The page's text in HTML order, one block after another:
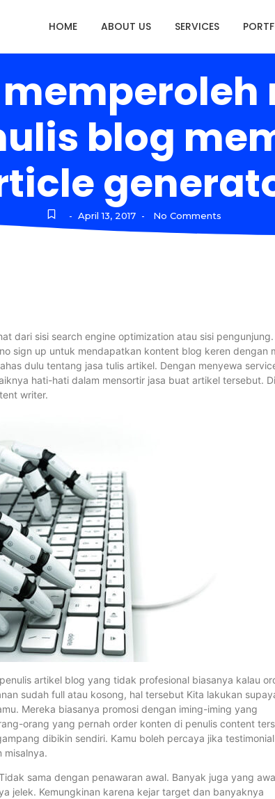
HOME ABOUT US SERVICES
blog
- April 13, 2017 - No Comments
dari sisi search engine optimization atau sisi pengunjung.
sign up untuk mendapatkan kontent blog keren dengan
dulu tentang jasa tulis artikel. Dengan menyewa
hati-hati dalam mensortir jasa buat artikel tersebut.
writer.
artikel blog yang tidak profesional biasanya kalau
sudah full atau kosong, hal tersebut Kita lakukan
Mereka biasanya promosi dengan iming-iming yang
orang yang pernah order konten di penulis content
dibikin sendiri. Kamu boleh percaya jika
misalnya.
sama dengan penawaran awal. Banyak juga yang
jelek. Kemungkinan karena kejar target dan banyaknya